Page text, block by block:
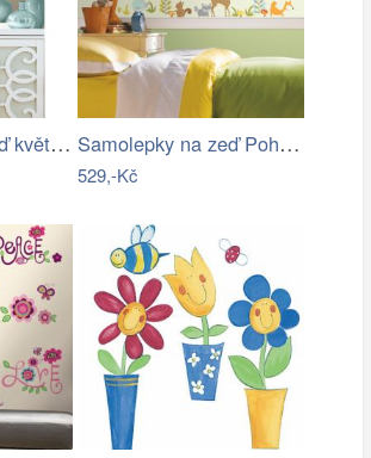
Samolepky na zeď květiny Zlatý déšť Samolepky na zeď Pohádkový les
529,-Kč